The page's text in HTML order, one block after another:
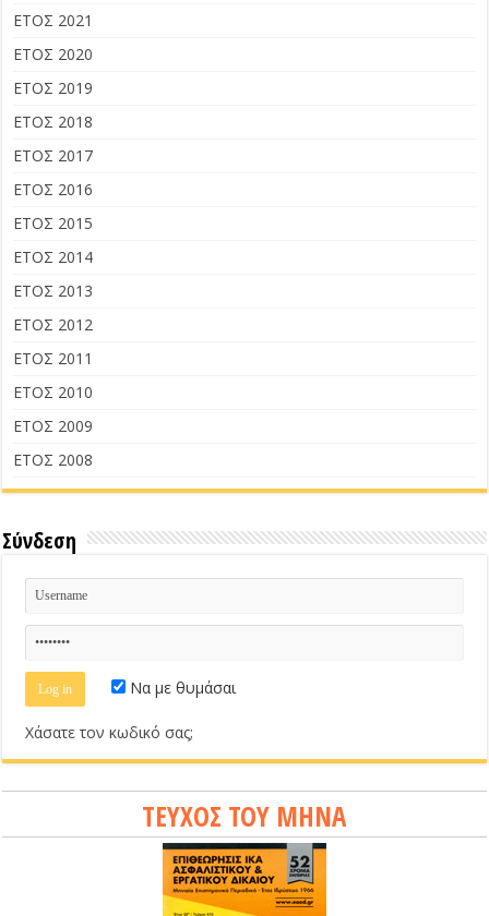
ΕΤΟΣ 2021
ΕΤΟΣ 2020
ΕΤΟΣ 2019
ΕΤΟΣ 2018
ΕΤΟΣ 2017
ΕΤΟΣ 2016
ΕΤΟΣ 2015
ΕΤΟΣ 2014
ΕΤΟΣ 2013
ΕΤΟΣ 2012
ΕΤΟΣ 2011
ΕΤΟΣ 2010
ΕΤΟΣ 2009
ΕΤΟΣ 2008
Σύνδεση
Να με θυμάσαι
Χάσατε τον κωδικό σας;
ΤΕΥΧΟΣ ΤΟΥ ΜΗΝΑ